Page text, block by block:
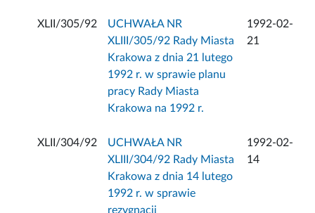
XLII/305/92
UCHWAŁA NR
XLIII/305/92 Rady Miasta
Krakowa z dnia 21 lutego
1992 r. w sprawie planu
pracy Rady Miasta
Krakowa na 1992 r.
1992-02-
21
XLII/304/92
UCHWAŁA NR
XLIII/304/92 Rady Miasta
Krakowa z dnia 14 lutego
1992 r. w sprawie
rezygnacji
1992-02-
14